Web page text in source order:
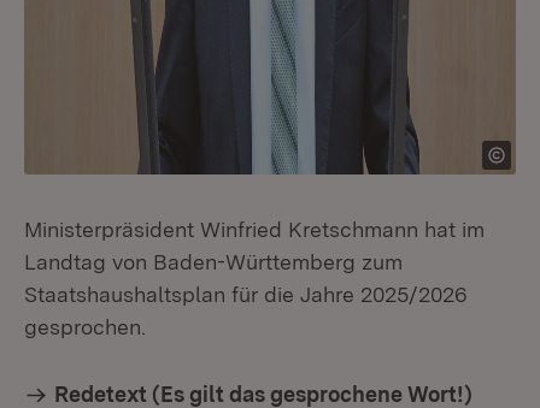
Ministerpräsident Winfried Kretschmann hat im
Landtag von Baden-Württemberg zum
Staatshaushaltsplan für die Jahre 2025/2026
gesprochen.
Redetext (Es gilt das gesprochene Wort!)